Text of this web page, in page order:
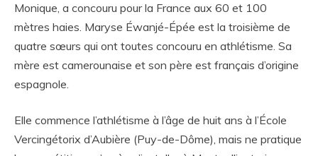
Monique, a concouru pour la France aux 60 et 100
mètres haies. Maryse Éwanjé-Épée est la troisième de
quatre sœurs qui ont toutes concouru en athlétisme. Sa
mère est camerounaise et son père est français d’origine
espagnole.
Elle commence l’athlétisme à l’âge de huit ans à l’École
Vercingétorix d’Aubière (Puy-de-Dôme), mais ne pratique